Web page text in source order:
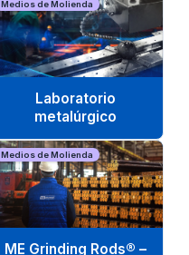
Medios de Molienda
Laboratorio
metalúrgico
Medios de Molienda
ME Grinding Rods® –